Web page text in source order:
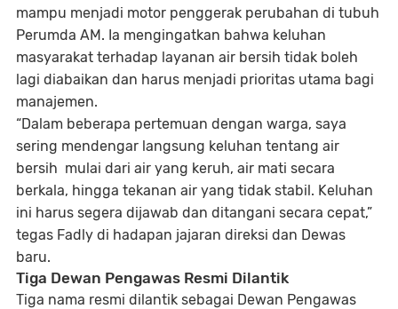
mampu menjadi motor penggerak perubahan di tubuh
Perumda AM. Ia mengingatkan bahwa keluhan
masyarakat terhadap layanan air bersih tidak boleh
lagi diabaikan dan harus menjadi prioritas utama bagi
manajemen.
“Dalam beberapa pertemuan dengan warga, saya
sering mendengar langsung keluhan tentang air
bersih mulai dari air yang keruh, air mati secara
berkala, hingga tekanan air yang tidak stabil. Keluhan
ini harus segera dijawab dan ditangani secara cepat,”
tegas Fadly di hadapan jajaran direksi dan Dewas
baru.
Tiga Dewan Pengawas Resmi Dilantik
Tiga nama resmi dilantik sebagai Dewan Pengawas